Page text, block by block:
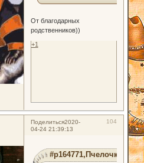
От благодарных
родственников))
+1
Поделиться 104
2020-
04-24 21:39:13
#p164771,Пчелочка